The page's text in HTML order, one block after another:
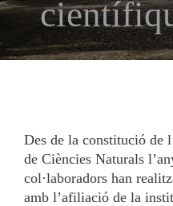
Des de la constitució de
de Ciències Naturals
col·laboradors han
amb l’afiliació de la